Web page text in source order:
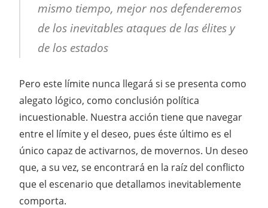
mismo tiempo, mejor nos defenderemos
de los inevitables ataques de las élites y
de los estados
Pero este límite nunca llegará si se presenta como
alegato lógico, como conclusión política
incuestionable. Nuestra acción tiene que navegar
entre el límite y el deseo, pues éste último es el
único capaz de activarnos, de movernos. Un deseo
que, a su vez, se encontrará en la raíz del conflicto
que el escenario que detallamos inevitablemente
comporta.